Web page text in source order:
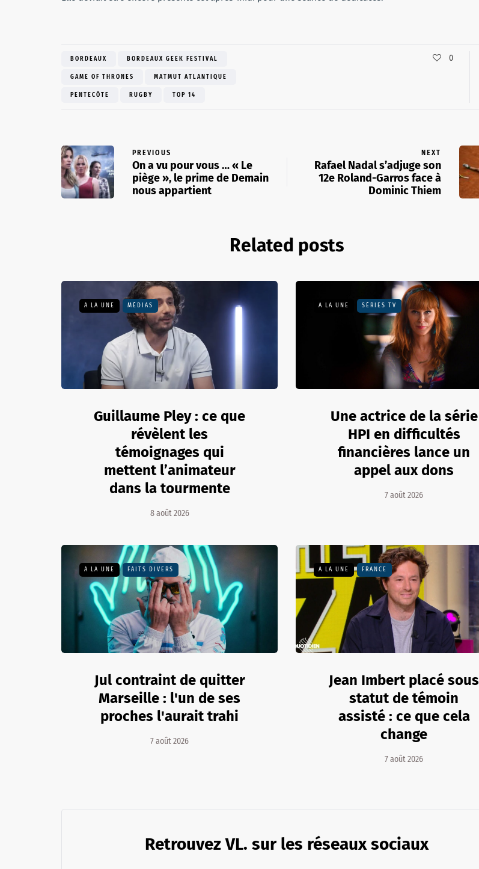
BORDEAUX BORDEAUX GEEK FESTIVAL
GAME OF THRONES MATMUT ATLANTIQUE
PENTECÔTE RUGBY TOP 14
0
PREVIOUS
On a vu pour vous … « Le
piège », le prime de Demain
nous appartient
NEXT
Rafael Nadal s’adjuge son
12e Roland-Garros face à
Dominic Thiem
Related posts
A LA UNE MÉDIAS
Guillaume Pley : ce que
révèlent les
témoignages qui
mettent l’animateur
dans la tourmente
8 août 2026
A LA UNE SÉRIES TV
Une actrice de la série
HPI en difficultés
financières lance un
appel aux dons
7 août 2026
A LA UNE FAITS DIVERS
Jul contraint de quitter
Marseille : l'un de ses
proches l'aurait trahi
7 août 2026
A LA UNE FRANCE
Jean Imbert placé sous
statut de témoin
assisté : ce que cela
change
7 août 2026
Retrouvez VL. sur les réseaux sociaux